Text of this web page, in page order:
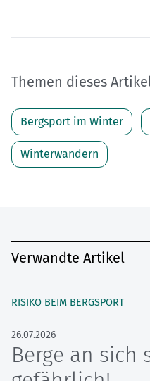
Themen dieses
Bergsport im Winter
Winterwandern
Verwandte Artikel
RISIKO BEIM BERGSPORT
26.07.2026
Berge an sich